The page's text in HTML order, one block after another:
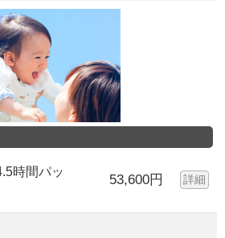
時間パッ
53,600円 詳細